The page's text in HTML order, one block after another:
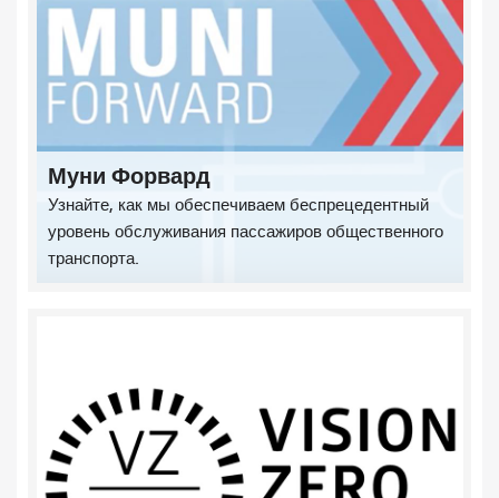
Муни Форвард
Узнайте, как мы обеспечиваем беспрецедентный
уровень обслуживания пассажиров общественного
транспорта.